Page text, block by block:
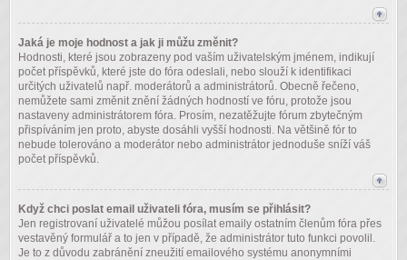
Jaká je moje hodnost a jak ji můžu změnit?
Hodnosti, které jsou zobrazeny pod vaším uživatelským jménem, indikují
počet příspěvků, které jste do fóra odeslali, nebo slouží k identifikaci
určitých uživatelů např. moderátorů a administrátorů. Obecně řečeno,
nemůžete sami změnit znění žádných hodností ve fóru, protože jsou
nastaveny administrátorem fóra. Prosím, nezatěžujte fórum zbytečným
přispíváním jen proto, abyste dosáhli vyšší hodnosti. Na většině fór to
nebude tolerováno a moderátor nebo administrátor jednoduše sníží váš
počet příspěvků.
Když chci poslat email uživateli fóra, musím se přihlásit?
Jen registrovaní uživatelé můžou posílat emaily ostatním členům fóra přes
vestavěný formulář a to jen v případě, že administrátor tuto funkci povolil.
Je to z důvodu zabránění zneužití emailového systému anonymními